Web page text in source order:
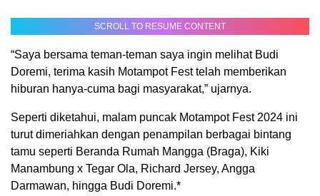
SCROLL TO RESUME CONTENT
“Saya bersama teman-teman saya ingin melihat Budi
Doremi, terima kasih Motampot Fest telah memberikan
hiburan hanya-cuma bagi masyarakat,” ujarnya.
Seperti diketahui, malam puncak Motampot Fest 2024 ini
turut dimeriahkan dengan penampilan berbagai bintang
tamu seperti Beranda Rumah Mangga (Braga), Kiki
Manambung x Tegar Ola, Richard Jersey, Angga
Darmawan, hingga Budi Doremi.*